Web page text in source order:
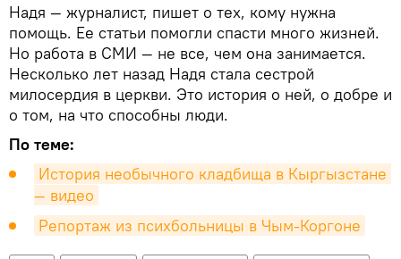
Надя — журналист, пишет о тех, кому нужна
помощь. Ее статьи помогли спасти много жизней.
Но работа в СМИ — не все, чем она занимается.
Несколько лет назад Надя стала сестрой
милосердия в церкви. Это история о ней, о добре и
о том, на что способны люди.
По теме:
История необычного кладбища в Кыргызстане
— видео
Репортаж из психбольницы в Чым-Коргоне